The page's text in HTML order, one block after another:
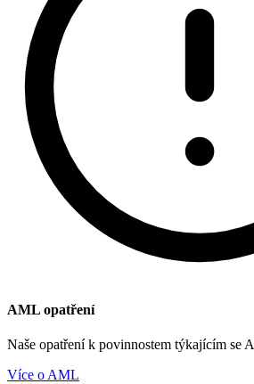
AML opatření
Naše opatření k povinnostem týkajícím se
Více o AML